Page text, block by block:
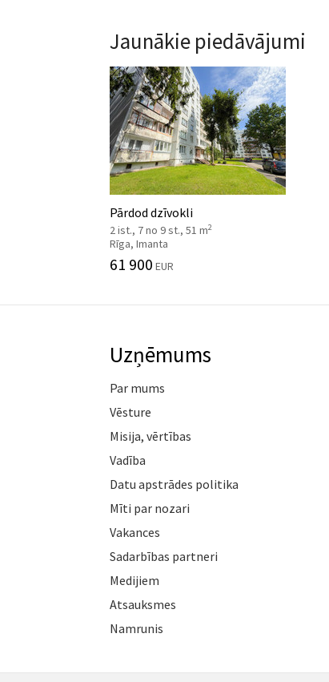
Jaunākie piedāvājumi
Pārdod dzīvokli
2 ist., 7 no 9 st., 51 m2
Rīga, Imanta
61 900 EUR
Uzņēmums
Par mums
Vēsture
Misija, vērtības
Vadība
Datu apstrādes politika
Mīti par nozari
Vakances
Sadarbības partneri
Medijiem
Atsauksmes
Namrunis